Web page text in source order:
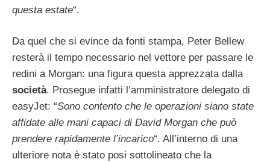
questa estate“.
Da quel che si evince da fonti stampa, Peter Bellew
resterà il tempo necessario nel vettore per passare le
redini a Morgan: una figura questa apprezzata dalla
società. Prosegue infatti l’amministratore delegato di
easyJet: “Sono contento che le operazioni siano state
affidate alle mani capaci di David Morgan che può
prendere rapidamente l’incarico“. All’interno di una
ulteriore nota è stato posi sottolineato che la